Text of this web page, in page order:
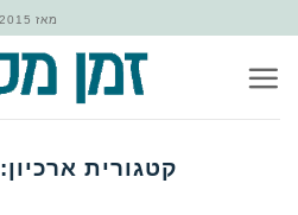
content
מאז 2015
קטגורית ארכיון: